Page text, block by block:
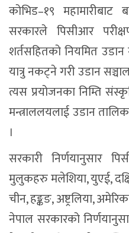
कोभिड–१९
सरकारले पिसीआर
शर्तसहितको नियमित
यात्रु नकट्ने गरी उडान
त्यस प्रयोजनका निम्ति
मन्त्राललयलाई उडान
।
सरकारी निर्णयानुसार
मुलुकहरु मलेशिया, युएई,
चीन, हङ्कङ, अष्ट्रलिया,
नेपाल सरकारको